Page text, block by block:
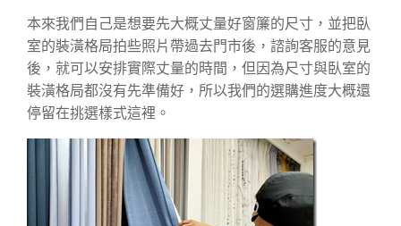
本來我們自己是想要先大概丈量好窗簾的尺寸，並把臥
室的裝潢格局拍些照片帶過去門市後，諮詢客服的意見
後，就可以安排實際丈量的時間，但因為尺寸與臥室的
裝潢格局都沒有先準備好，所以我們的選購進度大概還
停留在挑選樣式這裡。